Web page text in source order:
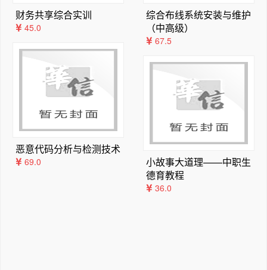
3.10.1  竞争-冒险的产生  88
3.10.2  竞争-冒险的判断  89
3.10.3  竞争-冒险的消除  89
3.11  用硬件描述语言设计组合逻辑电路  89
3.11.1  可编程逻辑器件（PLD）  90
3.11.2  硬件描述语言Verilog HDL基础  92
3.11.3  用Verilog HDL实现组合逻辑电路的设计  10
第4章  锁存器和触发器  110
4.1.1  闩锁电路及基本SR锁存器  110
财务共享综合实训
45.0
恶意代码分析与检测技术
69.0
综合布线系统安装与维护
（中高级）
67.5
小故事大道理——中职生
德育教程
36.0